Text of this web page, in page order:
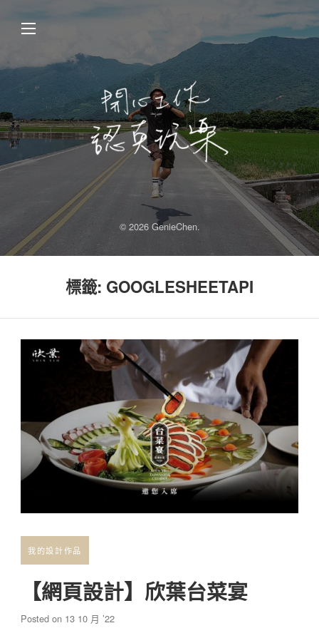
© 2026 GenieChen.
標籤: GOOGLESHEETAPI
我的設計作品
【網頁設計】欣葉台菜宴
Posted on 13 10 月 ’22